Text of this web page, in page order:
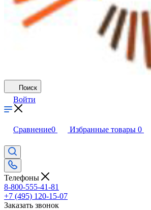
Поиск
Войти
Сравнение0 Избранные товары 0
Телефоны
8-800-555-41-81
+7 (495) 120-15-07
Заказать звонок